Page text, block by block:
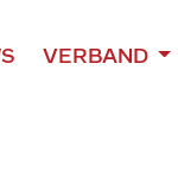
VERBAND